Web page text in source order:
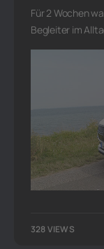
Für 2 Wochen
Begleiter im
328 VIEWS